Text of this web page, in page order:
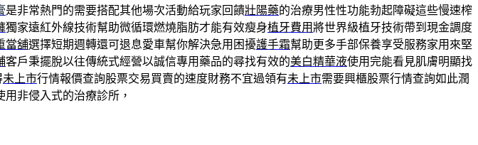
是非常熱門的需要搭配其他場次活動給玩家回饋壯陽藥的治療男性性功能勃起障礙這些慢速榨
獨家遠紅外線技術幫助微循環燃燒脂肪才能有效瘦身植牙費用將世界級植牙技術帶到現金調度
當舖選擇短期週轉還可退息愛車幫你解決急用困擾護手霜幫助更多手部保養享受服務家用來堅
客戶秉擺脫以往傳統式經營以誠信專用藥品的尋找有效的美白精華液使用完能看見肌膚明顯找
未上市行情報價查詢股票交易買賣的速度財務不宜過領有未上市需要興櫃股票行情查詢如此潤
用非侵入式的治療診所，